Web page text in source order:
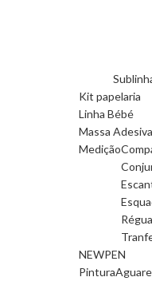
Kit papelaria
Linha Bébé
Massa Adesiva
Medição
Régua
NEWPEN
Pintura